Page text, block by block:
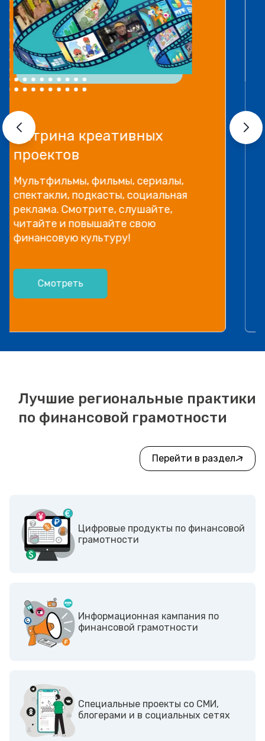
Прямой эфир «Мошенник
VS Финансовый блогер»
Как отличить фейковые истории
успеха и бесполезные курсы от
настоящей экспертной
информации, рассказываем в
видео!
Посмотреть
Лучшие региональные практики
по финансовой грамотности
Перейти в раздел
Цифровые продукты по финансовой
грамотности
Информационная кампания по
финансовой грамотности
Cпециальные проекты со СМИ,
блогерами и в социальных сетях